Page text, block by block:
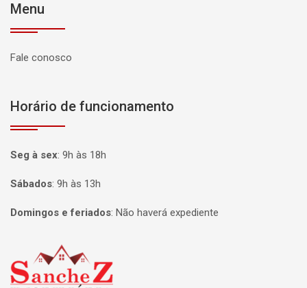
Menu
Fale conosco
Horário de funcionamento
Seg à sex: 9h às 18h
Sábados: 9h às 13h
Domingos e feriados: Não haverá expediente
Página inicial